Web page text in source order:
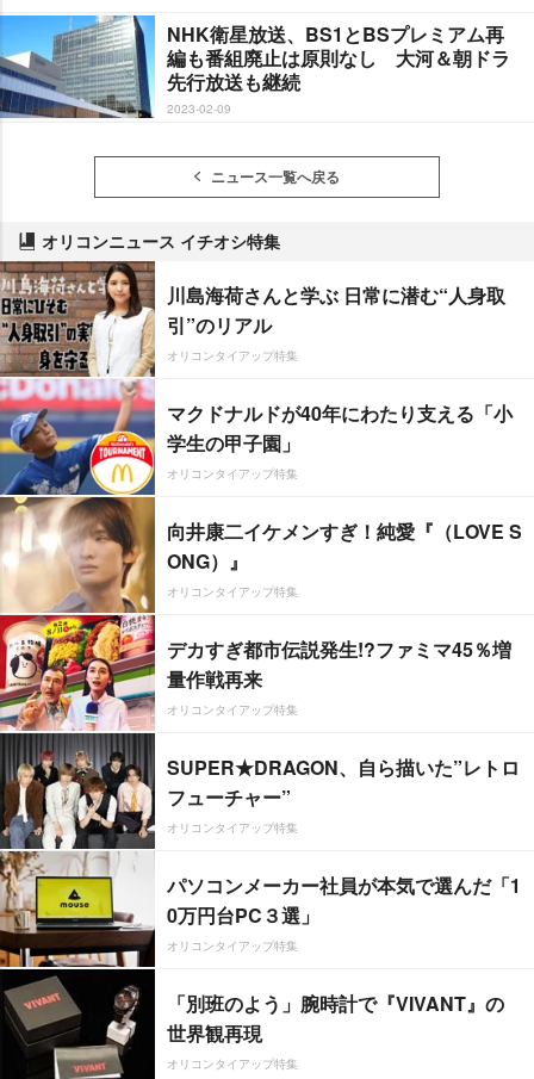
NHK衛星放送、BS1とBSプレミアム再
編も番組廃止は原則なし 大河＆朝ドラ
先行放送も継続
2023-02-09
ニュース一覧へ戻る
オリコンニュース イチオシ特集
川島海荷さんと学ぶ 日常に潜む“人身取
引”のリアル
オリコンタイアップ特集
マクドナルドが40年にわたり支える「小
学生の甲子園」
オリコンタイアップ特集
向井康二イケメンすぎ！純愛『（LOVE S
ONG）』
オリコンタイアップ特集
デカすぎ都市伝説発生!?ファミマ45％増
量作戦再来
オリコンタイアップ特集
SUPER★DRAGON、自ら描いた”レトロ
フューチャー”
オリコンタイアップ特集
パソコンメーカー社員が本気で選んだ「1
0万円台PC３選」
オリコンタイアップ特集
「別班のよう」腕時計で『VIVANT』の
世界観再現
オリコンタイアップ特集